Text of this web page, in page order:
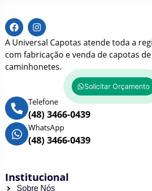
A Universal Capotas atende toda a
com fabricação e venda de capotas
caminhonetes.
Solicitar Orçamento
Telefone
(48) 3466-0439
WhatsApp
(48) 3466-0439
Institucional
Sobre Nós